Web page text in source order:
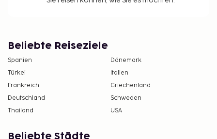
Beliebte Reiseziele
Spanien
Dänemark
Türkei
Italien
Frankreich
Griechenland
Deutschland
Schweden
Thailand
USA
Beliebte Städte